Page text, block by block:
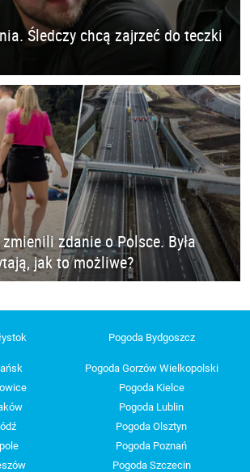
Śledczy chcą zajrzeć do teczki
zmienili zdanie o Polsce. Była
jak to możliwe?
Pogoda Bydgoszcz
Pogoda Gorzów Wielkopolski
Pogoda Kielce
Pogoda Lublin
Pogoda Olsztyn
Pogoda Poznań
Pogoda Szczecin